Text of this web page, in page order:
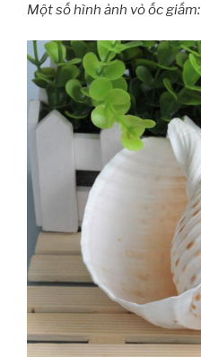
Một số hình ảnh vỏ ốc giấm: